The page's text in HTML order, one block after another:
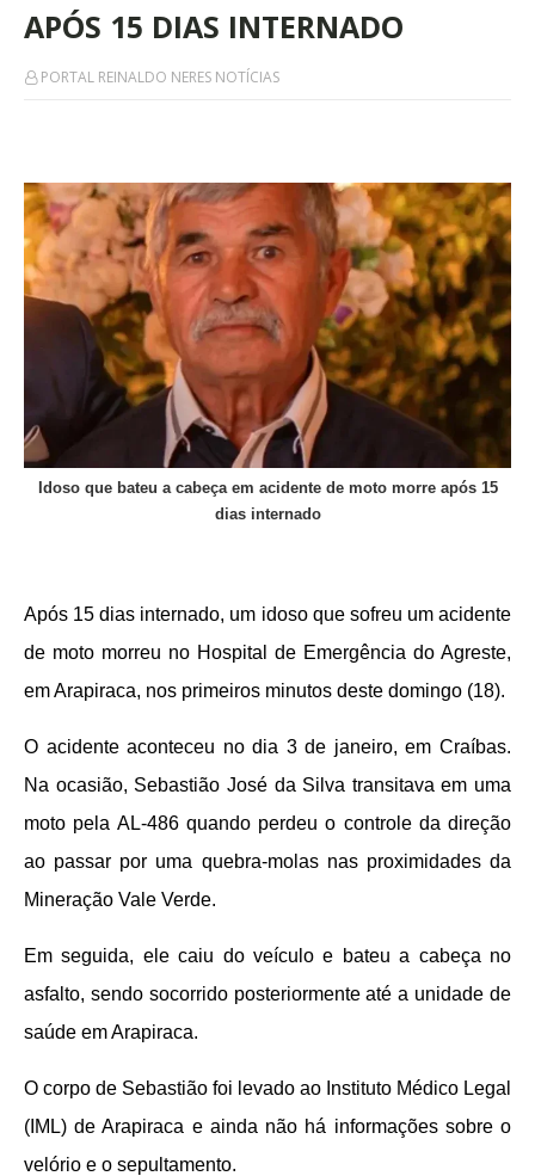
APÓS 15 DIAS INTERNADO
PORTAL REINALDO NERES NOTÍCIAS
Idoso que bateu a cabeça em acidente de moto morre após 15
dias internado
Após 15 dias internado, um idoso que sofreu um acidente
de moto morreu no Hospital de Emergência do Agreste,
em Arapiraca, nos primeiros minutos deste domingo (18).
O acidente aconteceu no dia 3 de janeiro, em Craíbas.
Na ocasião, Sebastião José da Silva transitava em uma
moto pela AL-486 quando perdeu o controle da direção
ao passar por uma quebra-molas nas proximidades da
Mineração Vale Verde.
Em seguida, ele caiu do veículo e bateu a cabeça no
asfalto, sendo socorrido posteriormente até a unidade de
saúde em Arapiraca.
O corpo de Sebastião foi levado ao Instituto Médico Legal
(IML) de Arapiraca e ainda não há informações sobre o
velório e o sepultamento.